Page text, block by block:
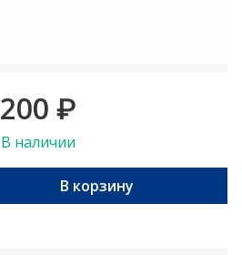
200 ₽
В наличии
В корзину